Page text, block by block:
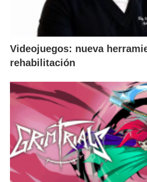
Videojuegos: nueva
rehabilitación